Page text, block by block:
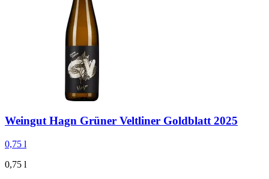
Weingut Hagn Grüner Veltliner Goldblatt 2025
0,75 l
0,75 l